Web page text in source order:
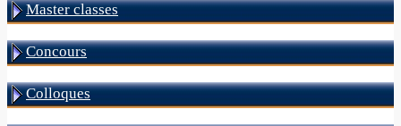
Master classes
Concours
Colloques